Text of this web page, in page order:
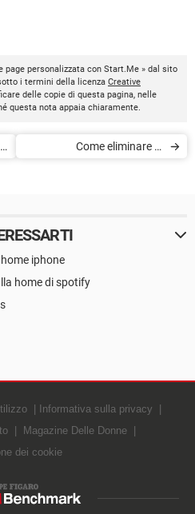
page personalizzata con Start.Me » dal sito
i termini della licenza Creative
delle copie di questa pagina, nelle
questa nota appaia chiaramente.
Come eliminare la
iphone
home di spotify
Informativa sulla privacy
Magazine Delle Donne
dei cookie